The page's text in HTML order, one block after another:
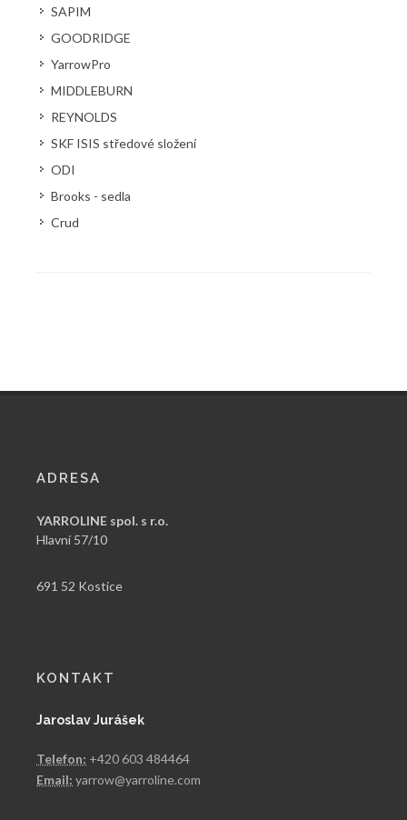
SAPIM
GOODRIDGE
YarrowPro
MIDDLEBURN
REYNOLDS
SKF ISIS středové složení
ODI
Brooks - sedla
Crud
ADRESA
YARROLINE spol. s r.o.
Hlavní 57/10
691 52 Kostice
KONTAKT
Jaroslav Jurášek
Telefon: +420 603 484464
Email: yarrow@yarroline.com